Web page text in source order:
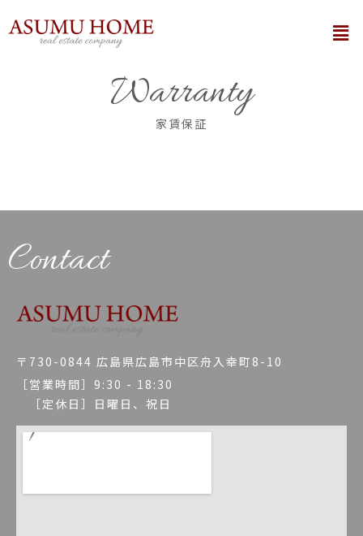
容
メ
ニ
Warranty
家賃保証
Contact
〒730-0844 広島県広島市中区舟入幸町8-10
［営業時間］9:30 - 18:30
［定休日］日曜日、祝日